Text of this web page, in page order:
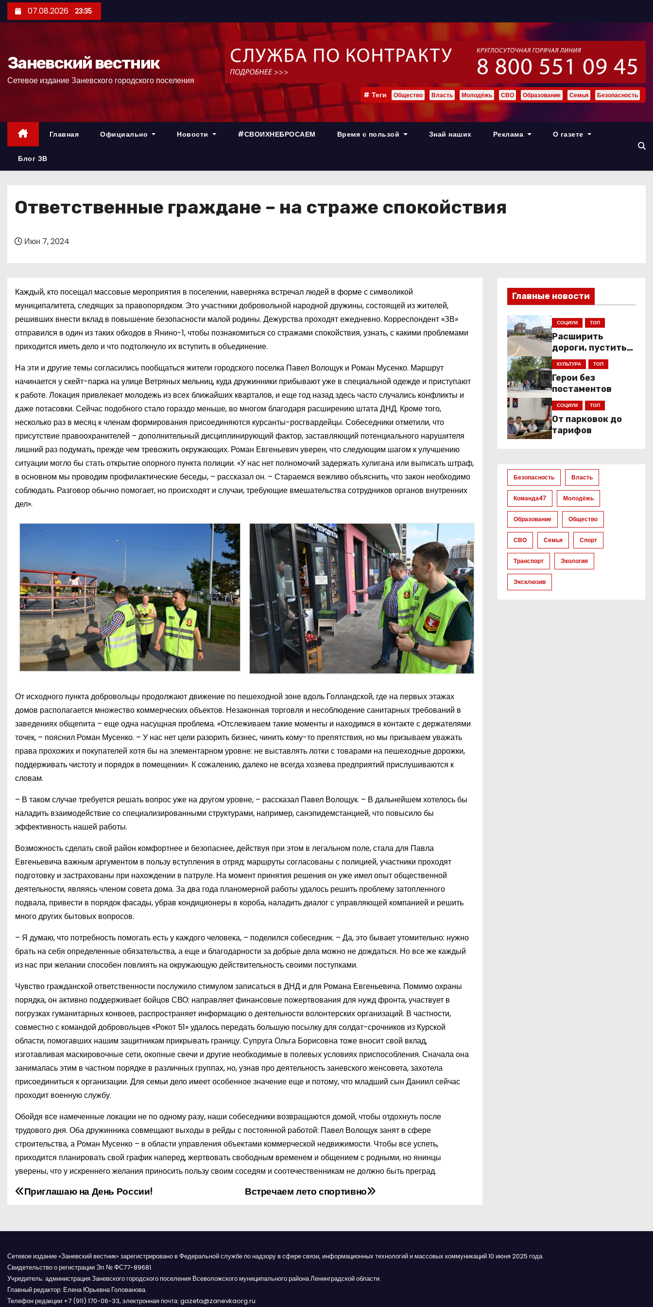
е
р
07.08.2026 23:35
Заневский вестник
Сетевое издание Заневского городского поселения
Теги Общество Власть Молодёжь СВО Образование Семья Безопасность
Главная Официально Новости #СВОИХНЕБРОСАЕМ Время с пользой Знай наших Реклама О газете
Блог ЗВ
Ответственные граждане – на страже спокойствия
Июн 7, 2024
Каждый, кто посещал массовые мероприятия в поселении, наверняка встречал людей в форме с символикой
муниципалитета, следящих за правопорядком. Это участники добровольной народной дружины, состоящей из жителей,
решивших внести вклад в повышение безопасности малой родины. Дежурства проходят ежедневно. Корреспондент «ЗВ»
отправился в один из таких обходов в Янино-1, чтобы познакомиться со стражами спокойствия, узнать, с какими проблемами
приходится иметь дело и что подтолкнуло их вступить в объединение.
На эти и другие темы согласились пообщаться жители городского поселка Павел Волощук и Роман Мусенко. Маршрут
начинается у скейт-парка на улице Ветряных мельниц, куда дружинники прибывают уже в специальной одежде и приступают
к работе. Локация привлекает молодежь из всех ближайших кварталов, и еще год назад здесь часто случались конфликты и
даже потасовки. Сейчас подобного стало гораздо меньше, во многом благодаря расширению штата ДНД. Кроме того,
несколько раз в месяц к членам формирования присоединяются курсанты-росгвардейцы. Собеседники отметили, что
присутствие правоохранителей – дополнительный дисциплинирующий фактор, заставляющий потенциального нарушителя
лишний раз подумать, прежде чем тревожить окружающих. Роман Евгеньевич уверен, что следующим шагом к улучшению
ситуации могло бы стать открытие опорного пункта полиции. «У нас нет полномочий задержать хулигана или выписать штраф,
в основном мы проводим профилактические беседы, – рассказал он. – Стараемся вежливо объяснить, что закон необходимо
соблюдать. Разговор обычно помогает, но происходят и случаи, требующие вмешательства сотрудников органов внутренних
дел».
От исходного пункта добровольцы продолжают движение по пешеходной зоне вдоль Голландской, где на первых этажах
домов располагается множество коммерческих объектов. Незаконная торговля и несоблюдение санитарных требований в
заведениях общепита – еще одна насущная проблема. «Отслеживаем такие моменты и находимся в контакте с держателями
точек, – пояснил Роман Мусенко. – У нас нет цели разорить бизнес, чинить кому-то препятствия, но мы призываем уважать
права прохожих и покупателей хотя бы на элементарном уровне: не выставлять лотки с товарами на пешеходные дорожки,
поддерживать чистоту и порядок в помещении». К сожалению, далеко не всегда хозяева предприятий прислушиваются к
словам.
– В таком случае требуется решать вопрос уже на другом уровне, – рассказал Павел Волощук. – В дальнейшем хотелось бы
наладить взаимодействие со специализированными структурами, например, санэпидемстанцией, что повысило бы
эффективность нашей работы.
Возможность сделать свой район комфортнее и безопаснее, действуя при этом в легальном поле, стала для Павла
Евгеньевича важным аргументом в пользу вступления в отряд: маршруты согласованы с полицией, участники проходят
подготовку и застрахованы при нахождении в патруле. На момент принятия решения он уже имел опыт общественной
деятельности, являясь членом совета дома. За два года планомерной работы удалось решить проблему затопленного
подвала, привести в порядок фасады, убрав кондиционеры в короба, наладить диалог с управляющей компанией и решить
много других бытовых вопросов.
– Я думаю, что потребность помогать есть у каждого человека, – поделился собеседник. – Да, это бывает утомительно: нужно
брать на себя определенные обязательства, а еще и благодарности за добрые дела можно не дождаться. Но все же каждый
из нас при желании способен повлиять на окружающую действительность своими поступками.
Чувство гражданской ответственности послужило стимулом записаться в ДНД и для Романа Евгеньевича. Помимо охраны
порядка, он активно поддерживает бойцов СВО: направляет финансовые пожертвования для нужд фронта, участвует в
погрузках гуманитарных конвоев, распространяет информацию о деятельности волонтерских организаций. В частности,
совместно с командой добровольцев «Рокот 51» удалось передать большую посылку для солдат-срочников из Курской
области, помогавших нашим защитникам прикрывать границу. Супруга Ольга Борисовна тоже вносит свой вклад,
изготавливая маскировочные сети, окопные свечи и другие необходимые в полевых условиях приспособления. Сначала она
занималась этим в частном порядке в различных группах, но, узнав про деятельность заневского женсовета, захотела
присоединиться к организации. Для семьи дело имеет особенное значение еще и потому, что младший сын Даниил сейчас
проходит военную службу.
Обойдя все намеченные локации не по одному разу, наши собеседники возвращаются домой, чтобы отдохнуть после
трудового дня. Оба дружинника совмещают выходы в рейды с постоянной работой: Павел Волощук занят в сфере
строительства, а Роман Мусенко – в области управления объектами коммерческой недвижимости. Чтобы все успеть,
приходится планировать свой график наперед, жертвовать свободным временем и общением с родными, но янинцы
уверены, что у искреннего желания приносить пользу своим соседям и соотечественникам не должно быть преград.
Н
в
и
г
а
Встречаем лето спортивно
Приглашаю на День России!
Главные новости
СОЦИУМ ТОП
Расширить
дороги, пустить
низкопольники
КУЛЬТУРА ТОП
Герои без
постаментов
СОЦИУМ ТОП
От парковок до
тарифов
Безопасность Власть
Команда47 Молодёжь
Образование Общество
СВО Семья Спорт
Транспорт Экология
Эксклюзив
Сетевое издание «Заневский вестник» зарегистрировано в Федеральной службе по надзору в сфере связи, информационных технологий и массовых коммуникаций 10 июня 2025 года.
Свидетельство о регистрации Эл № ФС77-89681.
Учредитель: администрация Заневского городского поселения Всеволожского муниципального района Ленинградской области.
Главный редактор: Елена Юрьевна Голованова.
Телефон редакции +7 (911) 170-06-33, электронная почта: gazeta@zanevkaorg.ru